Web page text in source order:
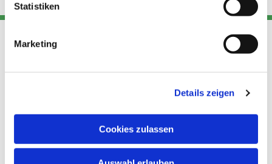
Statistiken
Marketing
Details zeigen
Cookies zulassen
Adresse
Kirchengemeinde Pfarrei
Hl. Theresa von Avila Berlin
Leitender Pfarrer - Norbert
Kont
Telefon
+49 30
924 64 28
Fax +49
Links
Datensch
utz